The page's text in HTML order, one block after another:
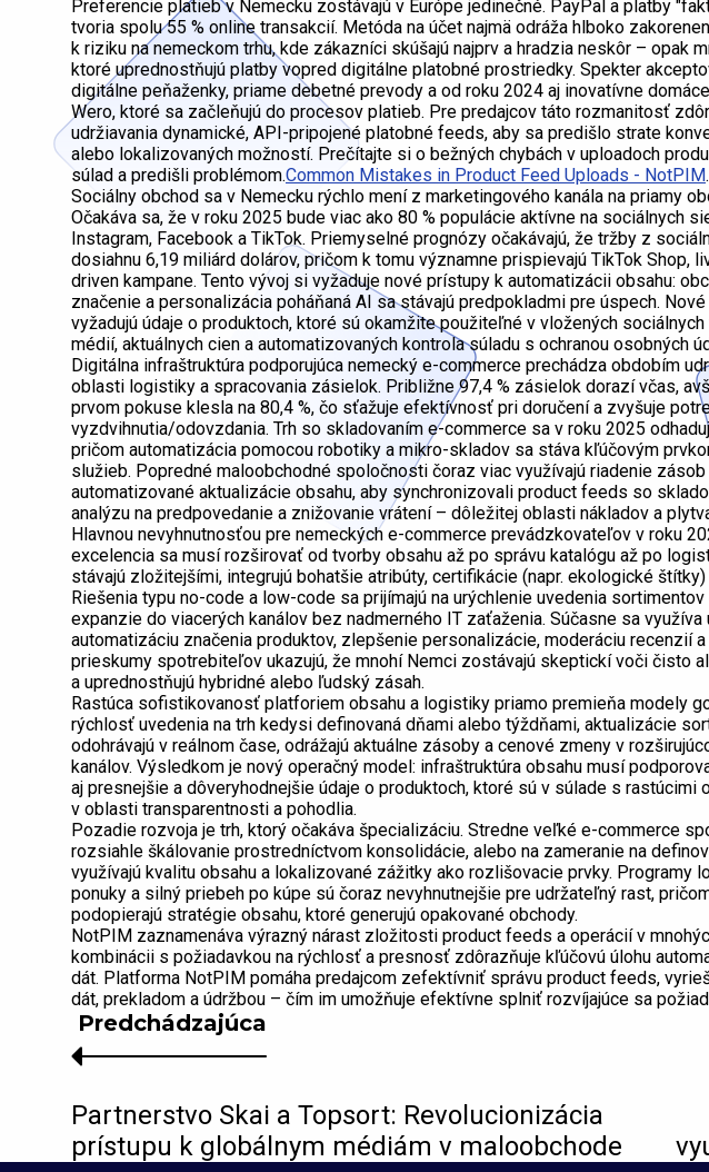
Preferencie platieb v Nemecku zostávajú v Európe jedinečné. PayPal a platby
tvoria spolu 55 % online transakcií. Metóda na účet najmä odráža hlboko
k riziku na nemeckom trhu, kde zákazníci skúšajú najprv a hradzia neskôr – opak
ktoré uprednostňujú platby vopred digitálne platobné prostriedky. Spekter
digitálne peňaženky, priame debetné prevody a od roku 2024 aj inovatívne
Wero, ktoré sa začleňujú do procesov platieb. Pre predajcov táto rozmanitosť
udržiavania dynamické, API-pripojené platobné feeds, aby sa predišlo strate
alebo lokalizovaných možností. Prečítajte si o bežných chybách v uploadoch
súlad a predišli problémom.Common Mistakes in Product Feed Uploads - NotPIM.
Sociálny obchod sa v Nemecku rýchlo mení z marketingového kanála na priamy
Očakáva sa, že v roku 2025 bude viac ako 80 % populácie aktívne na sociálnych
Instagram, Facebook a TikTok. Priemyselné prognózy očakávajú, že tržby z
dosiahnu 6,19 miliárd dolárov, pričom k tomu významne prispievajú TikTok Shop,
driven kampane. Tento vývoj si vyžaduje nové prístupy k automatizácii obsahu:
značenie a personalizácia poháňaná AI sa stávajú predpokladmi pre úspech.
vyžadujú údaje o produktoch, ktoré sú okamžite použiteľné v vložených
médií, aktuálnych cien a automatizovaných kontrola súladu s ochranou osobných
Digitálna infraštruktúra podporujúca nemecký e-commerce prechádza obdobím
oblasti logistiky a spracovania zásielok. Približne 97,4 % zásielok dorazí včas,
prvom pokuse klesla na 80,4 %, čo sťažuje efektívnosť pri doručení a zvyšuje
vyzdvihnutia/odovzdania. Trh so skladovaním e-commerce sa v roku 2025
pričom automatizácia pomocou robotiky a mikro-skladov sa stáva kľúčovým
služieb. Popredné maloobchodné spoločnosti čoraz viac využívajú riadenie
automatizované aktualizácie obsahu, aby synchronizovali product feeds so
analýzu na predpovedanie a znižovanie vrátení – dôležitej oblasti nákladov a
Hlavnou nevyhnutnosťou pre nemeckých e-commerce prevádzkovateľov v roku
excelencia sa musí rozširovať od tvorby obsahu až po správu katalógu až po
stávajú zložitejšími, integrujú bohatšie atribúty, certifikácie (napr. ekologické
Riešenia typu no-code a low-code sa prijímajú na urýchlenie uvedenia
expanzie do viacerých kanálov bez nadmerného IT zaťaženia. Súčasne sa
automatizáciu značenia produktov, zlepšenie personalizácie, moderáciu recenzií
prieskumy spotrebiteľov ukazujú, že mnohí Nemci zostávajú skeptickí voči čisto
a uprednostňujú hybridné alebo ľudský zásah.
Rastúca sofistikovanosť platforiem obsahu a logistiky priamo premieňa modely
rýchlosť uvedenia na trh kedysi definovaná dňami alebo týždňami, aktualizácie
odohrávajú v reálnom čase, odrážajú aktuálne zásoby a cenové zmeny v
kanálov. Výsledkom je nový operačný model: infraštruktúra obsahu musí
aj presnejšie a dôveryhodnejšie údaje o produktoch, ktoré sú v súlade s rastúcimi
v oblasti transparentnosti a pohodlia.
Pozadie rozvoja je trh, ktorý očakáva špecializáciu. Stredne veľké e-commerce
rozsiahle škálovanie prostredníctvom konsolidácie, alebo na zameranie na
využívajú kvalitu obsahu a lokalizované zážitky ako rozlišovacie prvky. Programy
ponuky a silný priebeh po kúpe sú čoraz nevyhnutnejšie pre udržateľný rast,
podopierajú stratégie obsahu, ktoré generujú opakované obchody.
NotPIM zaznamenáva výrazný nárast zložitosti product feeds a operácií v
kombinácii s požiadavkou na rýchlosť a presnosť zdôrazňuje kľúčovú úlohu
dát. Platforma NotPIM pomáha predajcom zefektívniť správu product feeds,
dát, prekladom a údržbou – čím im umožňuje efektívne splniť rozvíjajúce sa
Predchádzajúca
Partnerstvo Skai a Topsort: Revolucionizácia
prístupu k globálnym médiám v maloobchode